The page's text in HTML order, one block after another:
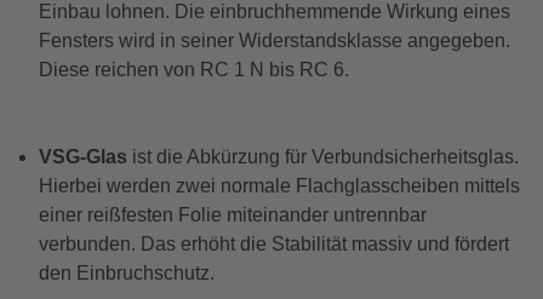
Einbau lohnen. Die einbruchhemmende Wirkung eines
Fensters wird in seiner Widerstandsklasse angegeben.
Diese reichen von RC 1 N bis RC 6.
VSG-Glas ist die Abkürzung für Verbundsicherheitsglas.
Hierbei werden zwei normale Flachglasscheiben mittels
einer reißfesten Folie miteinander untrennbar
verbunden. Das erhöht die Stabilität massiv und fördert
den Einbruchschutz.